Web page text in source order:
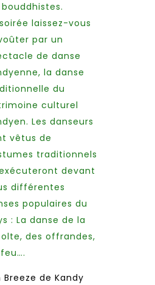
laissez-vous
par un
de danse
la danse
du
culturel
Les danseurs
vêtus de
traditionnels
devant
différentes
populaires du
: La danse de la
des offrandes,
de Kandy